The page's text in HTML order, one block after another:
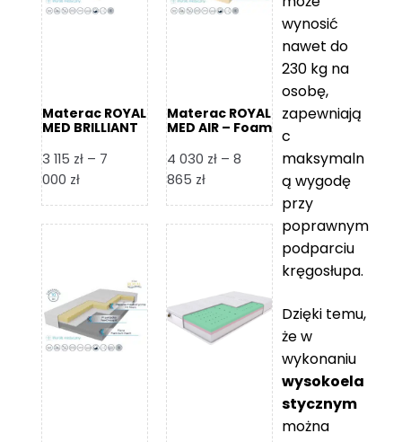
Materac ROYAL
MED BRILLIANT
3 115 zł – 7
000 złZakres
od
7
000 zł
Materac ROYAL
MED AIR – Foam
4 030 zł – 8
865 złZakres
od
8
865 zł
wynosić
nawet do
230 kg na
osobę,
zapewniają
c
maksymaln
ą wygodę
przy
poprawnym
podparciu
kręgosłupa.
Dzięki temu,
że w
wykonaniu
wysokoela
stycznym
można